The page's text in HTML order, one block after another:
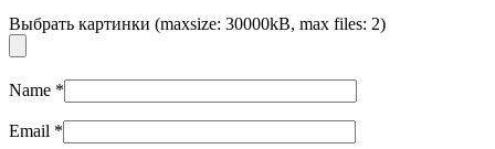
Выбрать картинки (maxsize: 30000kB, max files: 2)
Name *
Email *